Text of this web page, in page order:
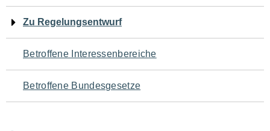
den
Seiteninhalt
Zu Regelungsentwurf
Betroffene Interessenbereiche
Betroffene Bundesgesetze